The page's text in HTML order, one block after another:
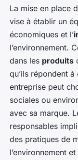
La mise en place
vise à établir un
économiques et l’
l’environnement.
dans les produits
qu’ils répondent
entreprise peut
sociales ou
avec sa marque.
responsables
des pratiques de
l’environnement